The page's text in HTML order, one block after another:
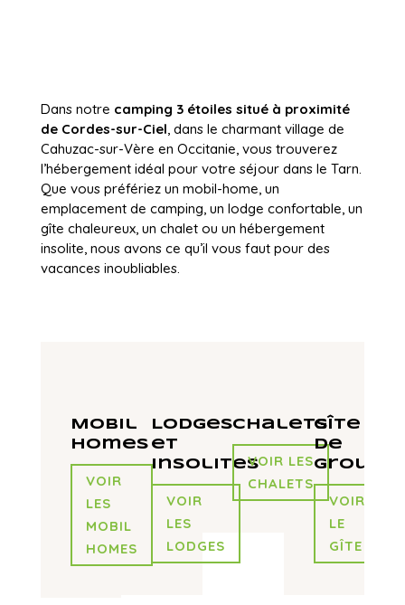
Dans notre camping 3 étoiles situé à proximité
de Cordes-sur-Ciel , dans le charmant village de
Cahuzac-sur-Vère en Occitanie, vous trouverez
l’hébergement idéal pour votre séjour dans le Tarn.
Que vous préfériez un mobil-home, un
emplacement de camping, un lodge confortable, un
gîte chaleureux, un chalet ou un hébergement
insolite, nous avons ce qu’il vous faut pour des
vacances inoubliables.
Mobil
homes
VOIR
LES
MOBIL
HOMES
Lodges
et
insolites
VOIR
LES
LODGES
Chalets
VOIR LES
CHALETS
Gîte
de
groupe
VOIR
LE
GÎTE